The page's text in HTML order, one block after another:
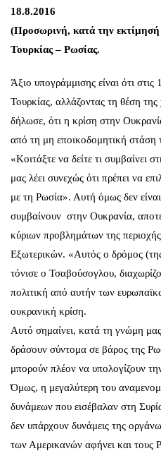
18.8.2016
(Προσωρινή, κατά την
Τουρκίας – Ρωσίας.
Άξιο υπογράμμισης είναι ότι
Τουρκίας, αλλάζοντας τη θέση
δήλωσε, ότι η κρίση στην
από τη μη εποικοδομητική στάση
«Κοιτάξτε να δείτε τι συμβαίνει
μας λέει συνεχώς ότι πρέπει να
με τη Ρωσία». Αυτή όμως δεν
συμβαίνουν στην Ουκρανία,
κύριων προβλημάτων της
Εξωτερικών. «Αυτός ο δρόμος
τόνισε ο Τσαβούσογλου,
πολιτική από αυτήν των
ουκρανική κρίση.
Αυτό σημαίνει, κατά τη γνώμη
δράσουν σύντομα σε βάρος της
μπορούν πλέον να υπολογίζουν
Όμως, η μεγαλύτερη του
δυνάμεων που εισέβαλαν στη
δεν υπάρχουν δυνάμεις της
των Αμερικανών αφήνει και τους